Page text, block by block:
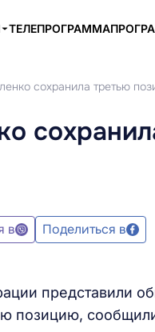
ТЕЛЕПРОГРАММА
сохранила третью
в Поделиться в
представили
позицию,